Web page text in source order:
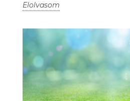
Elolvasom